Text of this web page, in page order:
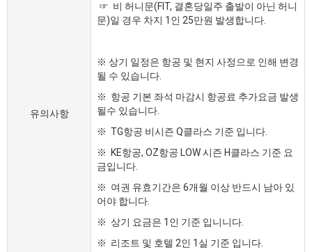
유의사항
☞ 비 허니문(FIT, 결혼당일주 출발이 아닌 허니
문)일 경우 차지 1인 25만원 발생합니다.
※ 상기 일정은 항공 및 현지 사정으로 인해 변경
될 수 있습니다.
※ 항공 기본 좌석 마감시 항공료 추가요금 발생
될수 있습니다.
※ TG항공 비시즌 Q클라스 기준 입니다.
※ KE항공, OZ항공 LOW 시즌 H클라스 기준 요
금입니다.
※ 여권 유효기간은 6개월 이상 반드시 남아 있
어야 합니다.
※ 상기 요금은 1인 기준 입니니다.
※ 리조트 및 호텔 2인 1실 기준 입니다.